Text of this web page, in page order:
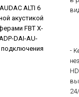
-
ALTI 6
акустикой
FBT X-
DAI-AU-
подключения